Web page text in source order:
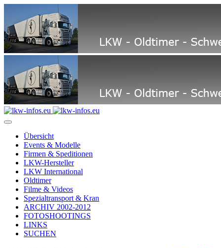
Übersicht
Events & Modelle
Firmen & Speditionen
LKW-Hersteller
LKW International
Oldtimer
Filme & Videos
Spezialtransport & Kran
ARCHIV 2002-2012
FOTOSHOOTINGS
LINKS
SUCHEN